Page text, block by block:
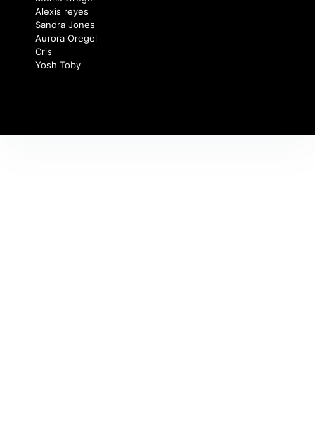
Alexis reyes
Sandra Jones
Aurora Oregel
Cris
Yosh Toby